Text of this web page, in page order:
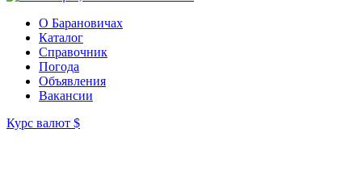
О Барановичах
Каталог
Справочник
Погода
Объявления
Вакансии
Курс валют $